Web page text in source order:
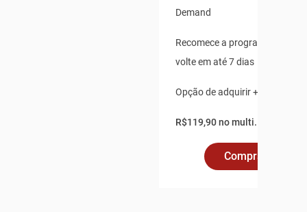
Demand
Recomece a programação ao
volte em até 7 dias
Opção de adquirir + 2 pontos
R$119,90 no multi.
Comprar Online